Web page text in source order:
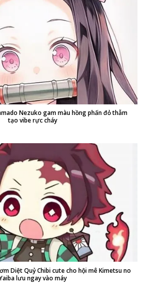
Nezuko gam màu hồng phấn đỏ thẫm
tạo vibe rực cháy
Diệt Quỷ Chibi cute cho hội mê Kimetsu no
lưu ngay vào máy